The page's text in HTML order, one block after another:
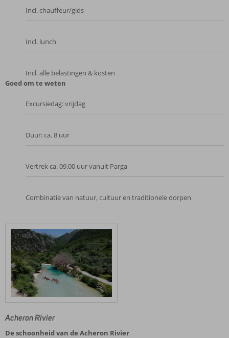
Incl. chauffeur/gids
Incl. lunch
Incl. alle belastingen & kosten
Goed om te weten
Excursiedag: vrijdag
Duur: ca. 8 uur
Vertrek ca. 09.00 uur vanuit Parga
Combinatie van natuur, cultuur en traditionele dorpen
Acheron Rivier
De schoonheid van de Acheron Rivier